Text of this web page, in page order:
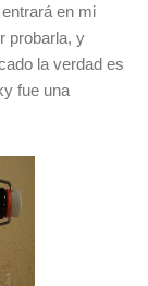
en mi
probarla, y
la verdad es
fue una